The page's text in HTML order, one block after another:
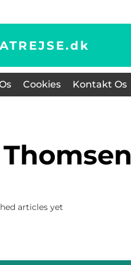
dk
Cookies Kontakt Os
Thomsen
articles yet